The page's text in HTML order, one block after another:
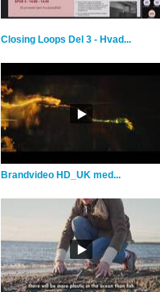
Closing Loops Del 3 - Hvad...
Brandvideo HD_UK med...